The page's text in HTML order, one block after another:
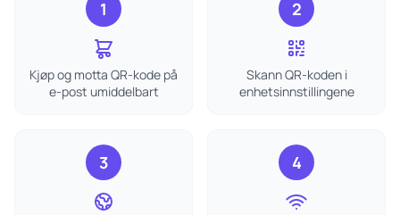
1
Kjøp og motta QR-kode på
e-post umiddelbart
2
Skann QR-koden i
enhetsinnstillingene
3 4